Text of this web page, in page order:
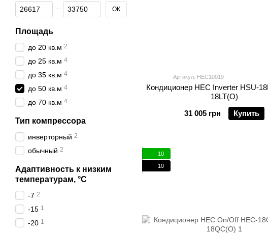
Артикул: HEC10019
Кондиционер HEC Inverter HSU-
18LT(O)
31 005 грн
Купить
10
10
От Цена, грн
До Цена, грн ОК
Площадь
до 20 кв.м 2
до 25 кв.м 4
до 35 кв.м 4
до 50 кв.м 4
до 70 кв.м 4
Тип компрессора
инверторный 2
обычный 2
Адаптивность к низким
температурам, °С
-7 2
-15 1
-20 1